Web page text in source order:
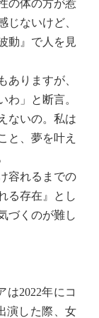
の体の方が惹
じないけど、
動』で人を見
りますが、
わ」と断言。
ないの。私は
と、夢を叶え
容れるまでの
る存在』とし
づくのが難し
は2022年にコ
演した際、女